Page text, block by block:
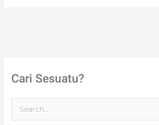
Cari Sesuatu?